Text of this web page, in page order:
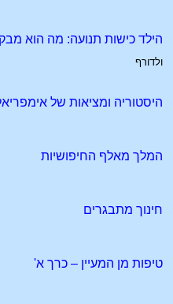
הילד כישות תנועה: מה הוא
ולדורף
היסטוריה ומציאות של
המלך מאלף החיפושיות
חינוך מתבגרים
טיפות מן המעיין – כרך א'